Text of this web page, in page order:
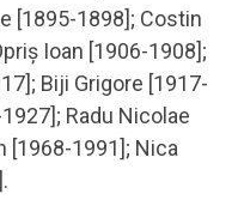
[1895-1898]; Costin
Ioan [1906-1908];
Biji Grigore [1917-
Radu Nicolae
[1968-1991]; Nica